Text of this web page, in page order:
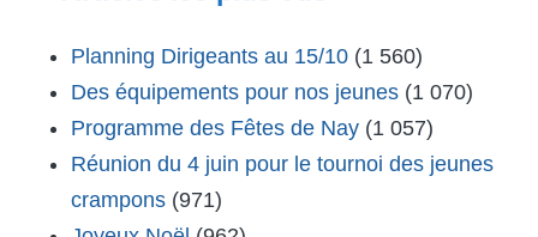
Planning Dirigeants au 15/10 (1 560)
Des équipements pour nos jeunes (1 070)
Programme des Fêtes de Nay (1 057)
Réunion du 4 juin pour le tournoi des jeunes
crampons (971)